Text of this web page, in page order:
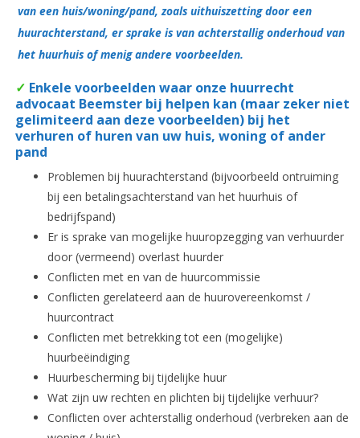
van een huis/woning/pand, zoals uithuiszetting door een
huurachterstand, er sprake is van achterstallig onderhoud van
het huurhuis of menig andere voorbeelden.
✓ Enkele voorbeelden waar onze huurrecht
advocaat Beemster bij helpen kan (maar zeker niet
gelimiteerd aan deze voorbeelden) bij het
verhuren of huren van uw huis, woning of ander
pand
Problemen bij huurachterstand (bijvoorbeeld ontruiming
bij een betalingsachterstand van het huurhuis of
bedrijfspand)
Er is sprake van mogelijke huuropzegging van verhuurder
door (vermeend) overlast huurder
Conflicten met en van de huurcommissie
Conflicten gerelateerd aan de huurovereenkomst /
huurcontract
Conflicten met betrekking tot een (mogelijke)
huurbeëindiging
Huurbescherming bij tijdelijke huur
Wat zijn uw rechten en plichten bij tijdelijke verhuur?
Conflicten over achterstallig onderhoud (verbreken aan de